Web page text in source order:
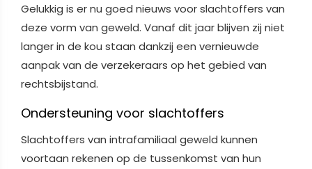
Gelukkig is er nu goed nieuws voor slachtoffers van
deze vorm van geweld. Vanaf dit jaar blijven zij niet
langer in de kou staan dankzij een vernieuwde
aanpak van de verzekeraars op het gebied van
rechtsbijstand.
Ondersteuning voor slachtoffers
Slachtoffers van intrafamiliaal geweld kunnen
voortaan rekenen op de tussenkomst van hun